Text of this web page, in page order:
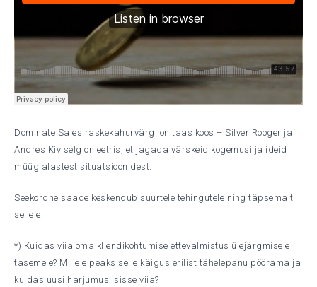
Dominate Sales raskekahurvärgi on taas koos – Silver Rooger ja
Andres Kiviselg on eetris, et jagada värskeid kogemusi ja ideid
müügialastest situatsioonidest.
Seekordne saade keskendub suurtele tehingutele ning täpsemalt
sellele:
*) Kuidas viia oma kliendikohtumise ettevalmistus ülejärgmisele
tasemele? Millele peaks selle käigus erilist tähelepanu pöörama ja
kuidas uusi harjumusi sisse viia?